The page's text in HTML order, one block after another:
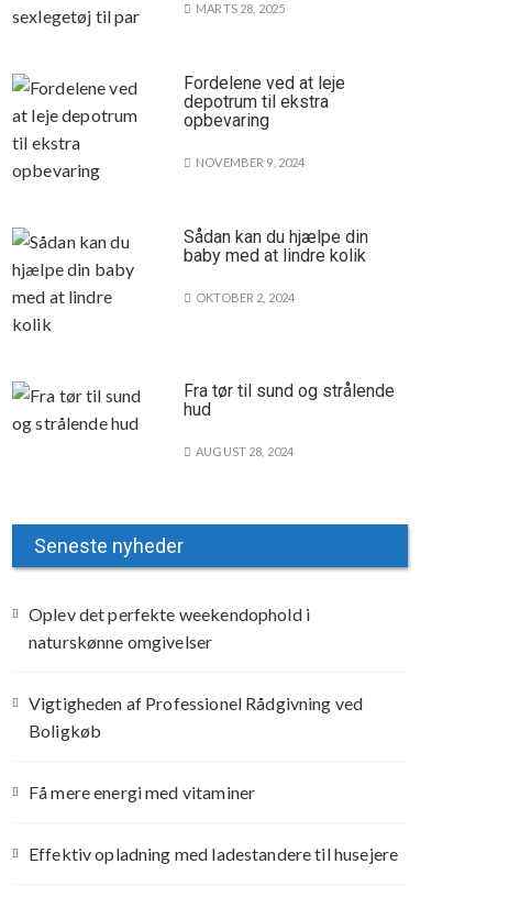
MARTS 28, 2025
Fordelene ved at leje
depotrum til ekstra
opbevaring
NOVEMBER 9, 2024
Sådan kan du hjælpe din
baby med at lindre kolik
OKTOBER 2, 2024
Fra tør til sund og strålende
hud
AUGUST 28, 2024
Seneste nyheder
Oplev det perfekte weekendophold i
naturskønne omgivelser
Vigtigheden af Professionel Rådgivning ved
Boligkøb
Få mere energi med vitaminer
Effektiv opladning med ladestandere til husejere